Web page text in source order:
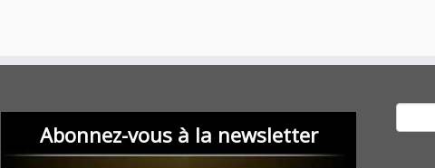
Abonnez-vous à la newsletter